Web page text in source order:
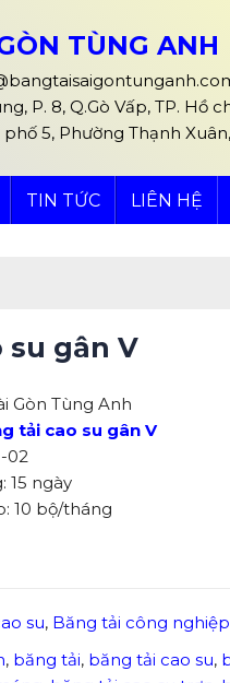
TÙNG ANH
P. 8, Q.Gò Vấp, TP. Hồ
5, Phường Thạnh
TIN TỨC LIÊN HỆ
su gân V
Gòn Tùng Anh
tải cao su gân V
02
15 ngày
10 bộ/tháng
su, Băng tải công nghiệp
, băng tải, băng tải cao su,